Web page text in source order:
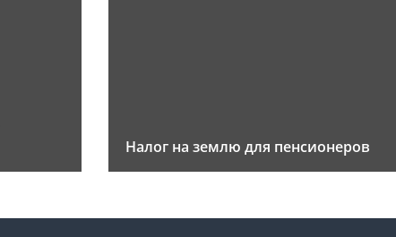
Налог на землю для пенсионеров